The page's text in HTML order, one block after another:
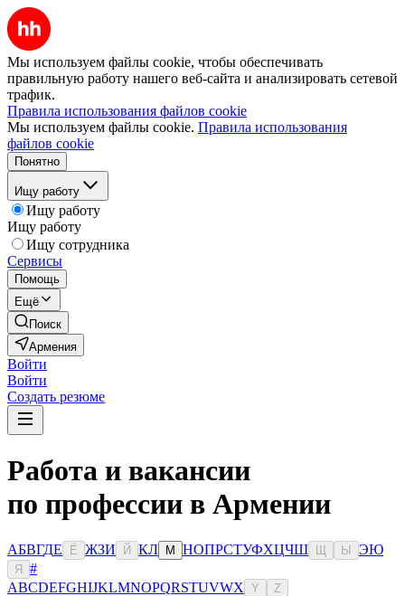
Мы используем файлы cookie, чтобы обеспечивать
правильную работу нашего веб-сайта и анализировать сетевой
трафик.
Правила использования файлов cookie
Мы используем файлы cookie. Правила использования
файлов cookie
Понятно
Ищу работу
Ищу работу
Ищу работу
Ищу сотрудника
Сервисы
Помощь
Ещё
Поиск
Армения
Войти
Войти
Создать резюме
Работа и вакансии
по профессии в Армении
АБВГДЕ Ё ЖЗИ Й КЛ М НОПРСТУФХЦЧШ Ы ЭЮ
Я
#
ABCDEFGHIJKLMNOPQRSTUVWX Y Z